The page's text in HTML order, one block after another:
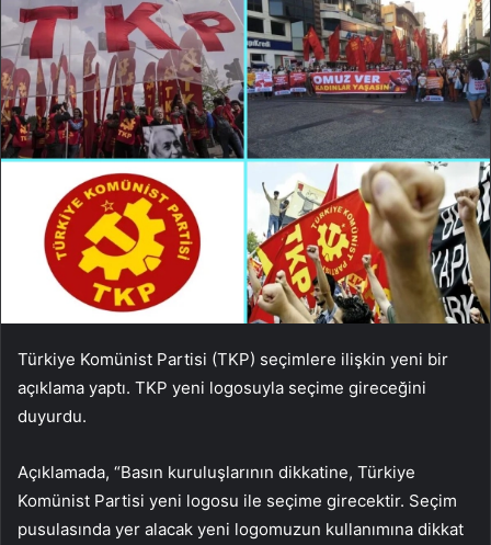
Türkiye Komünist Partisi (TKP) seçimlere ilişkin yeni bir
açıklama yaptı. TKP yeni logosuyla seçime gireceğini
duyurdu.
Açıklamada, “Basın kuruluşlarının dikkatine, Türkiye
Komünist Partisi yeni logosu ile seçime girecektir. Seçim
pusulasında yer alacak yeni logomuzun kullanımına dikkat